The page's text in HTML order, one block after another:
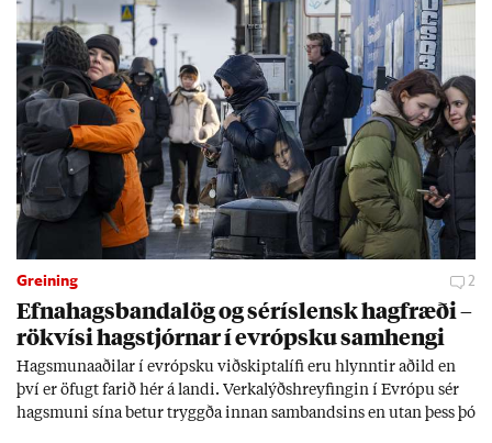
Greining 2
Efna­hags­banda­lög og sér­ís­lensk hag­fræði –
rök­vísi hag­stjórn­ar í evr­ópsku sam­hengi
Hags­muna­að­il­ar í evr­ópsku við­skipta­lífi eru hlynnt­ir að­ild en
því er öf­ugt far­ið hér á landi. Verka­lýðs­hreyf­ing­in í Evr­ópu sér
hags­muni sína bet­ur tryggða inn­an sam­bands­ins en ut­an þess þó